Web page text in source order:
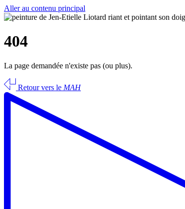
Aller au contenu principal
404
La page demandée n'existe pas (ou plus).
Retour vers le MAH